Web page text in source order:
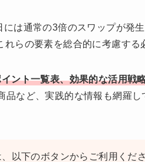
は通常の3倍のスワップが発
らの要素を総合的に考慮する
ント一覧表、効果的な活用戦
など、実践的な情報も網羅し
以下のボタンからご利用くださ